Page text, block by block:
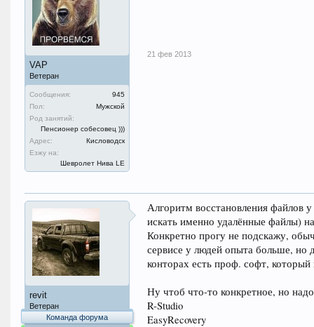
VAP
Ветеран
Сообщения:
945
Пол:
Мужской
Род занятий:
Пенсионер собесовец )))
Адрес:
Кисловодск
Езжу на:
Шевролет Нива LE
21 фев 2013
revit
Ветеран
Команда форума
Алгоритм восстановления файлов
искать именно удалённые файлы)
Конкретно прогу не подскажу,
сервисе у людей опыта больше, но
конторах есть проф. софт,
Ну чтоб что-то конкретное, но
R-Studio
EasyRecovery